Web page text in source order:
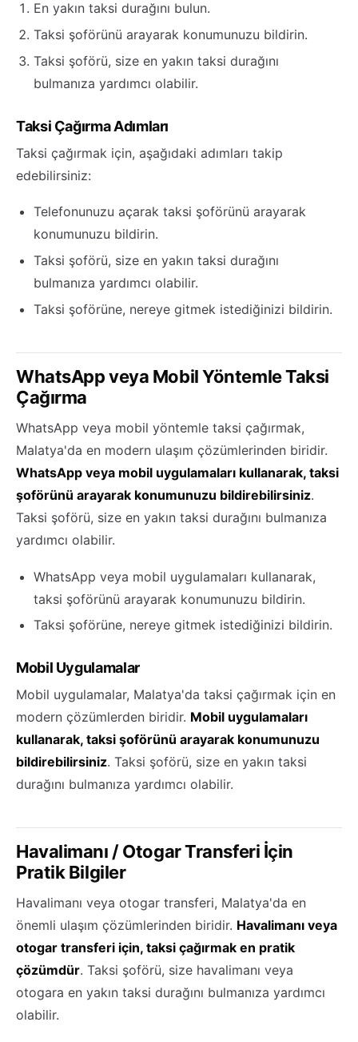
En yakın taksi durağını bulun.
Taksi şoförünü arayarak konumunuzu bildirin.
Taksi şoförü, size en yakın taksi durağını
bulmanıza yardımcı olabilir.
Taksi Çağırma Adımları
Taksi çağırmak için, aşağıdaki adımları takip
edebilirsiniz:
Telefonunuzu açarak taksi şoförünü arayarak
konumunuzu bildirin.
Taksi şoförü, size en yakın taksi durağını
bulmanıza yardımcı olabilir.
Taksi şoförüne, nereye gitmek istediğinizi bildirin.
WhatsApp veya Mobil Yöntemle Taksi
Çağırma
WhatsApp veya mobil yöntemle taksi çağırmak,
Malatya'da en modern ulaşım çözümlerinden biridir.
WhatsApp veya mobil uygulamaları kullanarak, taksi
şoförünü arayarak konumunuzu bildirebilirsiniz.
Taksi şoförü, size en yakın taksi durağını bulmanıza
yardımcı olabilir.
WhatsApp veya mobil uygulamaları kullanarak,
taksi şoförünü arayarak konumunuzu bildirin.
Taksi şoförüne, nereye gitmek istediğinizi bildirin.
Mobil Uygulamalar
Mobil uygulamalar, Malatya'da taksi çağırmak için en
modern çözümlerden biridir. Mobil uygulamaları
kullanarak, taksi şoförünü arayarak konumunuzu
bildirebilirsiniz. Taksi şoförü, size en yakın taksi
durağını bulmanıza yardımcı olabilir.
Havalimanı / Otogar Transferi İçin
Pratik Bilgiler
Havalimanı veya otogar transferi, Malatya'da en
önemli ulaşım çözümlerinden biridir. Havalimanı veya
otogar transferi için, taksi çağırmak en pratik
çözümdür. Taksi şoförü, size havalimanı veya
otogara en yakın taksi durağını bulmanıza yardımcı
olabilir.